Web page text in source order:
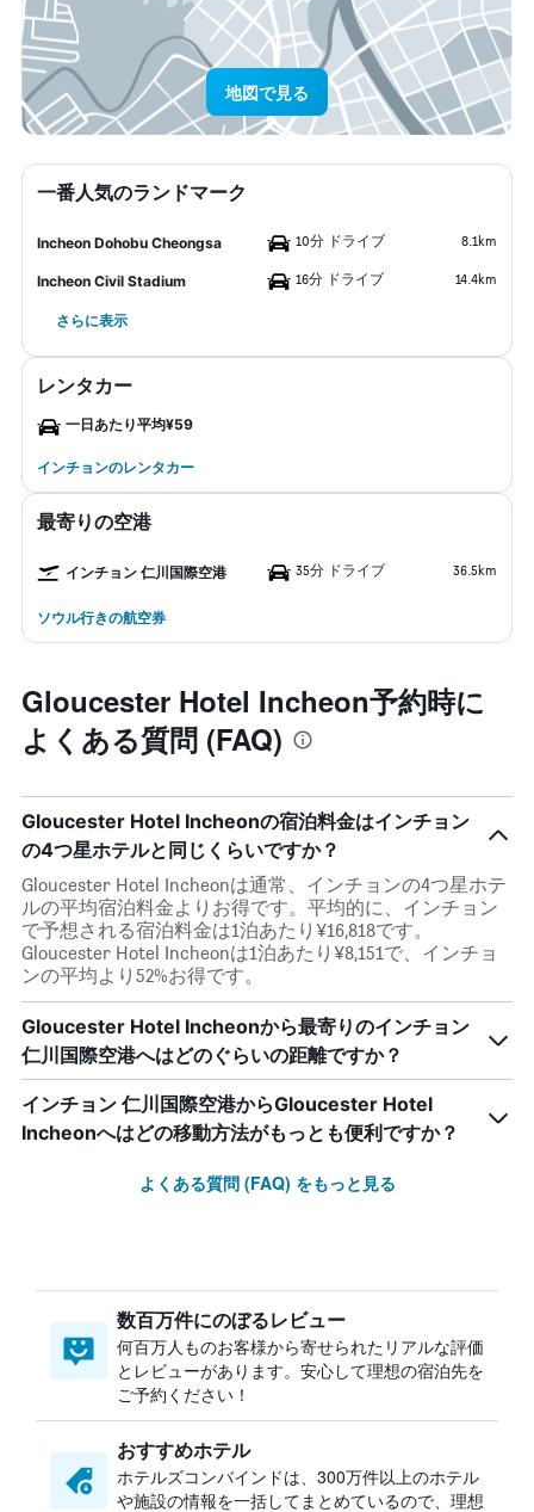
地図で見る
一番人気のランドマーク
Incheon Dohobu Cheongsa 10分 ドライブ 8.1km
Incheon Civil Stadium 16分 ドライブ 14.4km
さらに表示
レンタカー
一日あたり平均¥59
インチョンのレンタカー
最寄りの空港
インチョン 仁川国際空港 35分 ドライブ 36.5km
ソウル行きの航空券
Gloucester Hotel Incheon予約時に
よくある質問 (FAQ)
Gloucester Hotel Incheonの宿泊料金はインチョン
の4つ星ホテルと同じくらいですか？
Gloucester Hotel Incheonは通常、インチョンの4つ星ホテ
ルの平均宿泊料金よりお得です。平均的に、インチョン
で予想される宿泊料金は1泊あたり¥16,818です。
Gloucester Hotel Incheonは1泊あたり¥8,151で、インチョ
ンの平均より52%お得です。
Gloucester Hotel Incheonから最寄りのインチョン
仁川国際空港へはどのぐらいの距離ですか？
インチョン 仁川国際空港からGloucester Hotel
Incheonへはどの移動方法がもっとも便利ですか？
よくある質問 (FAQ) をもっと見る
数百万件にのぼるレビュー
何百万人ものお客様から寄せられたリアルな評価
とレビューがあります。安心して理想の宿泊先を
ご予約ください！
おすすめホテル
ホテルズコンバインドは、300万件以上のホテル
や施設の情報を一括してまとめているので、理想